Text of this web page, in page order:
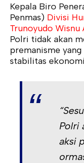
Kepala Biro
Penmas) Divisi
Trunoyudo Wisnu
Polri tidak akan
premanisme
stabilitas
Polri
aksi